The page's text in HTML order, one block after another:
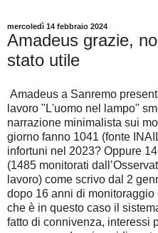
mercoledì 14 febbraio 2024
Amadeus grazie,
stato utile
Amadeus a Sanremo
lavoro "L'uomo nel lampo"
narrazione minimalista sui
giorno fanno 1041 (fonte
infortuni nel 2023? Oppure
(1485 monitorati
lavoro) come scrivo dal 2
dopo 16 anni di
che è in questo caso il
fatto di connivenza, interessi